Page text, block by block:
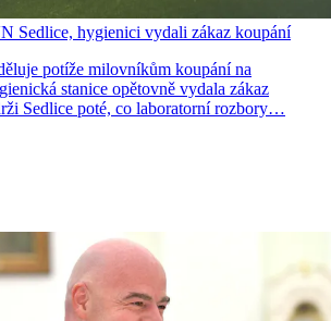
Sedlice, hygienici vydali zákaz koupání
potíže milovníkům koupání na
stanice opětovně vydala zákaz
Sedlice poté, co laboratorní rozbory…